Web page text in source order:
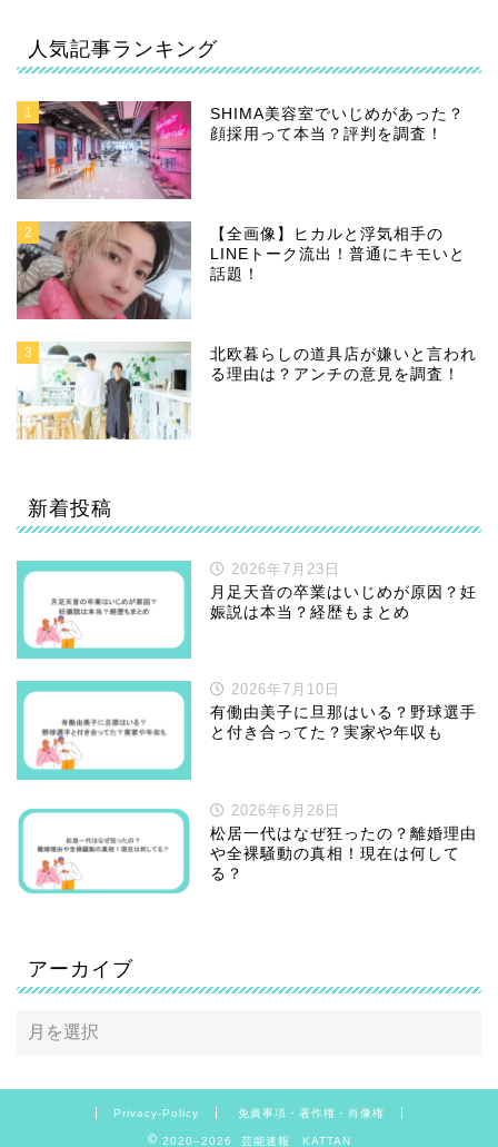
人気記事ランキング
1
SHIMA美容室でいじめがあった？
顔採用って本当？評判を調査！
2
【全画像】ヒカルと浮気相手の
LINEトーク流出！普通にキモいと
話題！
3
北欧暮らしの道具店が嫌いと言われ
る理由は？アンチの意見を調査！
新着投稿
2026年7月23日
月足天音の卒業はいじめが原因？妊
娠説は本当？経歴もまとめ
2026年7月10日
有働由美子に旦那はいる？野球選手
と付き合ってた？実家や年収も
2026年6月26日
松居一代はなぜ狂ったの？離婚理由
や全裸騒動の真相！現在は何して
る？
アーカイブ
Privacy-Policy 免責事項・著作権・肖像権
2020–2026 芸能速報 KATTAN